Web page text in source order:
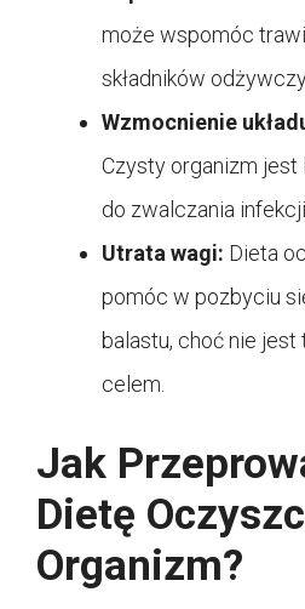
może wspomóc
składników
Wzmocnienie
Czysty organizm
do zwalczania
Utrata wagi: Dieta
pomóc w pozbyciu
balastu, choć nie jest
celem.
Jak
Dietę
Organizm?